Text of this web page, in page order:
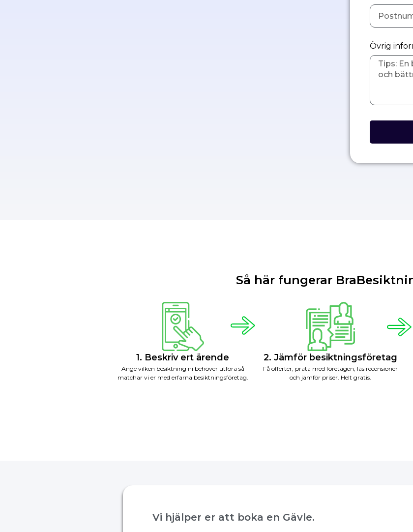
Övrig
Så här fungerar
1. Beskriv ert ärende
Ange vilken besiktning ni behöver utföra så
matchar vi er med erfarna besiktningsföretag.
2. Jämför besiktningsföretag
Få offerter, prata med företagen, läs recensioner
och jämför priser. Helt gratis.
Vi hjälper er att boka en Gävle.